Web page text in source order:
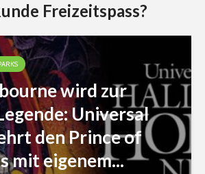
Freizeitspass?
wird zur
Universal
den Prince of
mit eigenem...